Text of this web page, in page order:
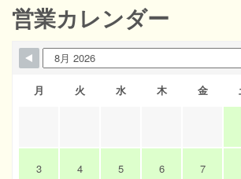
営業カレンダー
月 火 水 木 金
3 4 5 6 7